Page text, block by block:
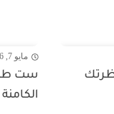
مايو 7, 2026
ست